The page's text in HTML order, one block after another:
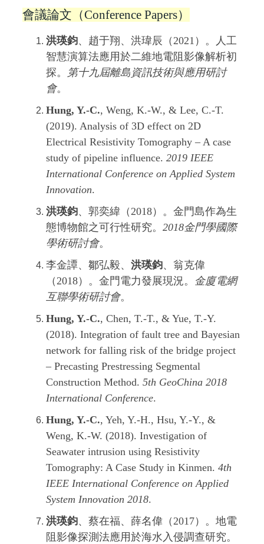
會議論文（Conference Papers）
洪瑛鈞、趙于翔、洪瑋辰（2021）。人工
智慧演算法應用於二維地電阻影像解析初
探。
第十九屆離島資訊技術與應用研討
會。
Hung, Y.-C., Weng, K.-W., & Lee, C.-T.
(2019). Analysis of 3D effect on 2D
Electrical Resistivity Tomography – A case
study of pipeline influence. 2019 IEEE
International Conference on Applied System
Innovation.
洪瑛鈞、郭奕緯（2018）。金門島作為生
態博物館之可行性研究。 2018金門學國際
學術研討會。
李金譚、鄒弘毅、 洪瑛鈞、翁克偉
（2018）。金門電力發展現況。 金廈電網
互聯學術研討會。
Hung, Y.-C., Chen, T.-T., & Yue, T.-Y.
(2018). Integration of fault tree and Bayesian
network for falling risk of the bridge project
– Precasting Prestressing Segmental
Construction Method. 5th GeoChina 2018
International Conference.
Hung, Y.-C., Yeh, Y.-H., Hsu, Y.-Y., &
Weng, K.-W. (2018). Investigation of
Seawater intrusion using Resistivity
Tomography: A Case Study in Kinmen. 4th
IEEE International Conference on Applied
System Innovation 2018.
洪瑛鈞、蔡在福、薛名偉（2017）。地電
阻影像探測法應用於海水入侵調查研究。